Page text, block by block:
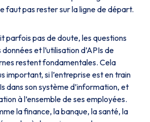
faut pas rester sur la ligne de départ.
parfois pas de doute, les questions
et l’utilisation d’APIs de
restent fondamentales. Cela
important, si l’entreprise est en train
dans son système d’information, et
à l’ensemble de ses employées.
la finance, la banque, la santé, la